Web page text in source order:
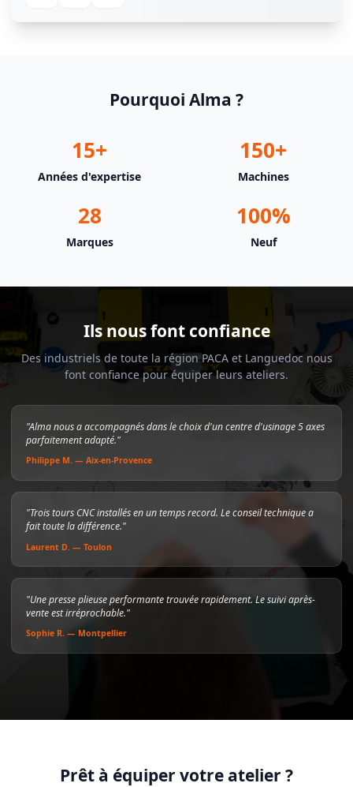
Pourquoi Alma ?
15+
Années d'expertise
150+
Machines
28
Marques
100%
Neuf
Ils nous font confiance
Des industriels de toute la région PACA et Languedoc nous
font confiance pour équiper leurs ateliers.
"Alma nous a accompagnés dans le choix d'un centre d'usinage 5 axes
parfaitement adapté."
Philippe M. — Aix-en-Provence
"Trois tours CNC installés en un temps record. Le conseil technique a
fait toute la différence."
Laurent D. — Toulon
"Une presse plieuse performante trouvée rapidement. Le suivi après-
vente est irréprochable."
Sophie R. — Montpellier
Prêt à équiper votre atelier ?